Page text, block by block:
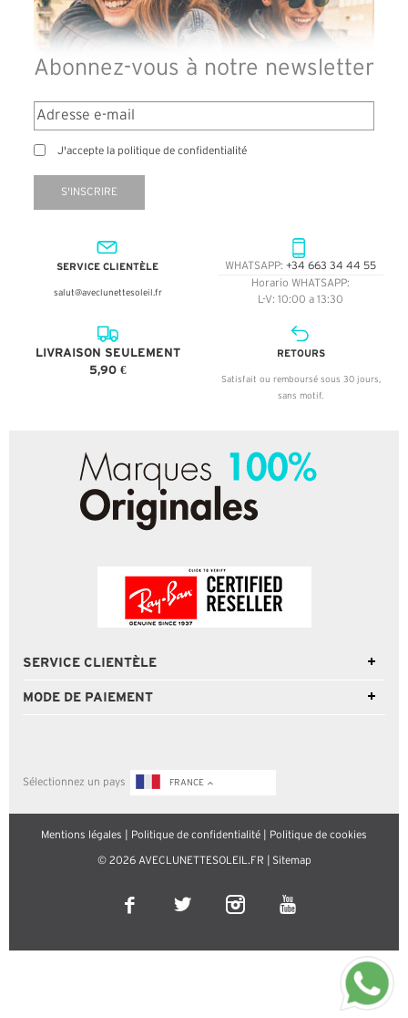
Abonnez-vous à notre newsletter
J'accepte la politique de confidentialité
S'INSCRIRE
SERVICE CLIENTÈLE
salut@aveclunettesoleil.fr
WHATSAPP: +34 663 34 44 55
Horario WHATSAPP:
L-V: 10:00 a 13:30
LIVRAISON SEULEMENT
5,90 €
RETOURS
Satisfait ou remboursé sous 30 jours,
sans motif.
SERVICE CLIENTÈLE
MODE DE PAIEMENT
Sélectionnez un pays FRANCE
Mentions légales Politique de confidentialité Politique de cookies
© 2026 AVECLUNETTESOLEIL.FR | Sitemap